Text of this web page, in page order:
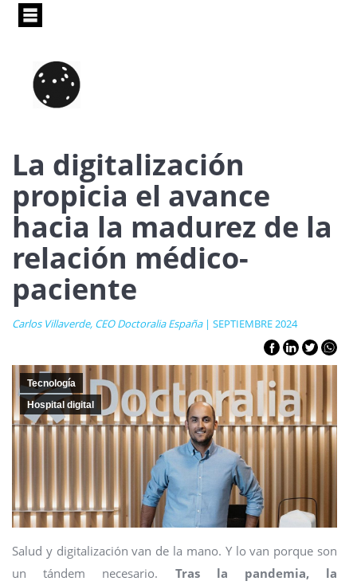
Pasar
principal
La digitalización
propicia el avance
hacia la madurez de la
relación médico-
paciente
Carlos Villaverde, CEO Doctoralia España| SEPTIEMBRE 2024
Tecnología
Hospital digital
Salud y digitalización van de la mano. Y lo van porque son
un tándem necesario. Tras la pandemia, la